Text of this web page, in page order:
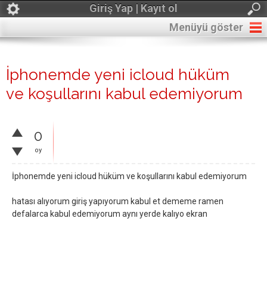
Giriş Yap | Kayıt ol
Menüyü göster
İphonemde yeni icloud hüküm
ve koşullarını kabul edemiyorum
0
oy
İphonemde yeni icloud hüküm ve koşullarını kabul edemiyorum
hatası alıyorum giriş yapıyorum kabul et dememe ramen
defalarca kabul edemiyorum aynı yerde kalıyo ekran